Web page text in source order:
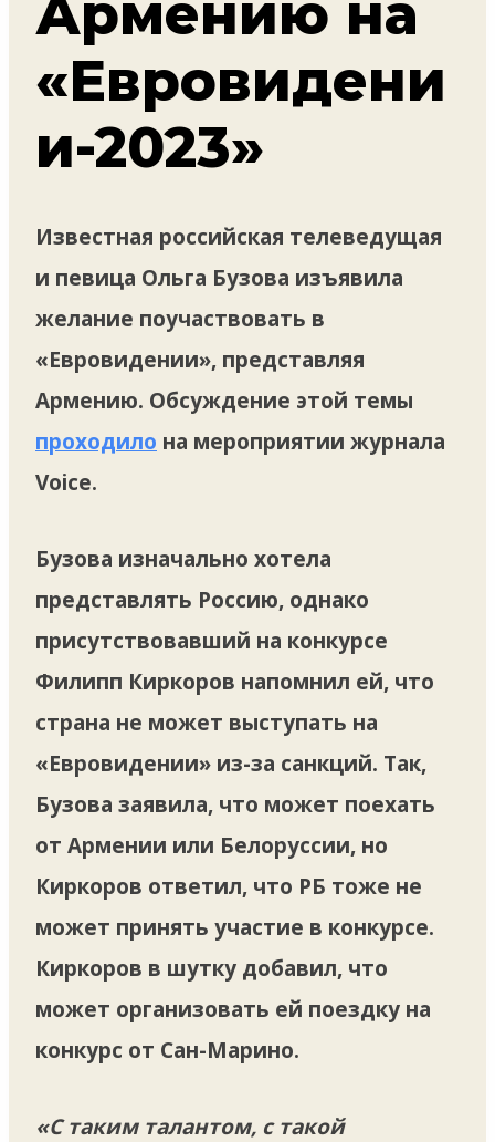
Армению на
«Евровидени
и-2023»
Известная российская телеведущая
и певица Ольга Бузова изъявила
желание поучаствовать в
«Евровидении», представляя
Армению. Обсуждение этой темы
проходило на мероприятии журнала
Voice.
Бузова изначально хотела
представлять Россию, однако
присутствовавший на конкурсе
Филипп Киркоров напомнил ей, что
страна не может выступать на
«Евровидении» из-за санкций. Так,
Бузова заявила, что может поехать
от Армении или Белоруссии, но
Киркоров ответил, что РБ тоже не
может принять участие в конкурсе.
Киркоров в шутку добавил, что
может организовать ей поездку на
конкурс от Сан-Марино.
«С таким талантом, с такой